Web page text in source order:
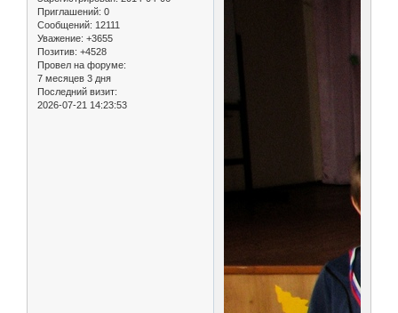
Приглашений: 0
Сообщений: 12111
Уважение: +3655
Позитив: +4528
Провел на форуме:
7 месяцев 3 дня
Последний визит:
2026-07-21 14:23:53